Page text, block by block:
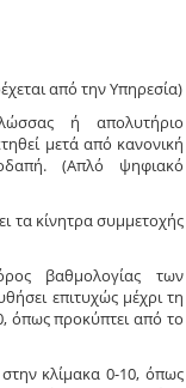
από την Υπηρεσία)
ή απολυτήριο
μετά από κανονική
(Απλό ψηφιακό
τα κίνητρα συμμετοχής
βαθμολογίας των
επιτυχώς μέχρι τη
όπως προκύπτει από το
κλίμακα 0-10, όπως